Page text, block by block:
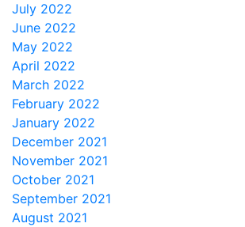
July 2022
June 2022
May 2022
April 2022
March 2022
February 2022
January 2022
December 2021
November 2021
October 2021
September 2021
August 2021